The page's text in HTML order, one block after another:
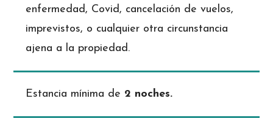
enfermedad, Covid, cancelación de vuelos,
imprevistos, o cualquier otra circunstancia
ajena a la propiedad.
Estancia mínima de 2 noches.